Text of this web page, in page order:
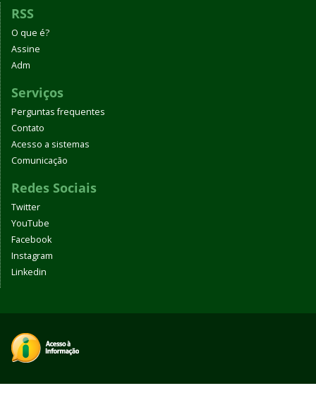
RSS
O que é?
Assine
Adm
Serviços
Perguntas frequentes
Contato
Acesso a sistemas
Comunicação
Redes Sociais
Twitter
YouTube
Facebook
Instagram
Linkedin